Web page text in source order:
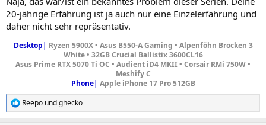
20-jährige Erfahrung ist ja auch nur eine Einzelerfahrung und
daher nicht sehr repräsentativ.
Desktop| Ryzen 5900X • Asus B550-A Gaming • Alpenföhn Brocken 3
White • 32GB Crucial Ballistix 3600CL16
Asus Prime RTX 5070 Ti OC • Audient iD4 MKII • Corsair RMi 750W •
Meshify C
Phone| Apple iPhone 17 Pro 512GB
R
e
Reepo undghecko